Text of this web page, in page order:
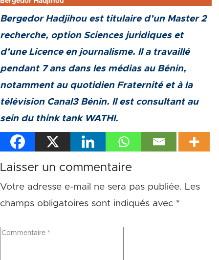
Bergedor Hadjihou est titulaire d’un Master 2
recherche, option Sciences juridiques et
d’une Licence en journalisme. Il a travaillé
pendant 7 ans dans les médias au Bénin,
notamment au quotidien Fraternité et à la
télévision Canal3 Bénin. Il est consultant au
sein du think tank WATHI.
Laisser un commentaire
Votre adresse e-mail ne sera pas publiée. Les
champs obligatoires sont indiqués avec *